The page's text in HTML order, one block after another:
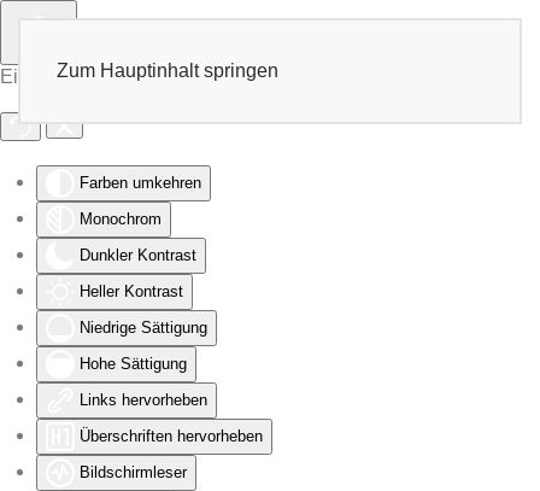
Eingabehilfen öffnen
Farben umkehren
Monochrom
Dunkler Kontrast
Heller Kontrast
Niedrige Sättigung
Hohe Sättigung
Links hervorheben
Überschriften hervorheben
Bildschirmleser
Zum Hauptinhalt springen